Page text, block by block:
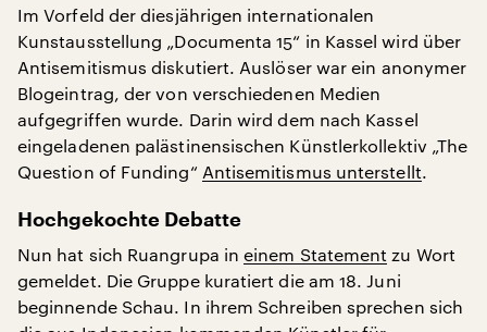
Im Vorfeld der diesjährigen internationalen
Kunstausstellung „Documenta 15“ in Kassel wird über
Antisemitismus diskutiert. Auslöser war ein anonymer
Blogeintrag, der von verschiedenen Medien
aufgegriffen wurde. Darin wird dem nach Kassel
eingeladenen palästinensischen Künstlerkollektiv „The
Question of Funding“ Antisemitismus unterstellt.
Hochgekochte Debatte
Nun hat sich Ruangrupa ineinem Statement zu Wort
gemeldet. Die Gruppe kuratiert die am 18. Juni
beginnende Schau. In ihrem Schreiben sprechen sich